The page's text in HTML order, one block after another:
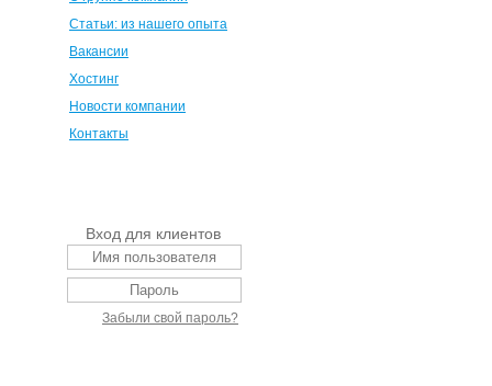
Статьи: из нашего опыта
Вакансии
Хостинг
Новости компании
Контакты
Вход для клиентов
Забыли свой пароль?